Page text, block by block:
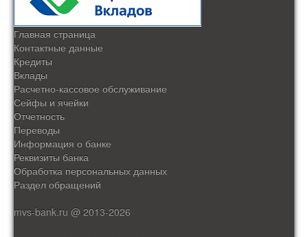
Главная страница
Контактные данные
Кредиты
Вклады
Расчетно-кассовое обслуживание
Сейфы и ячейки
Отчетность
Переводы
Информация о банке
Реквизиты банка
Обработка персональных данных
Раздел обращений
mvs-bank.ru @ 2013-2026